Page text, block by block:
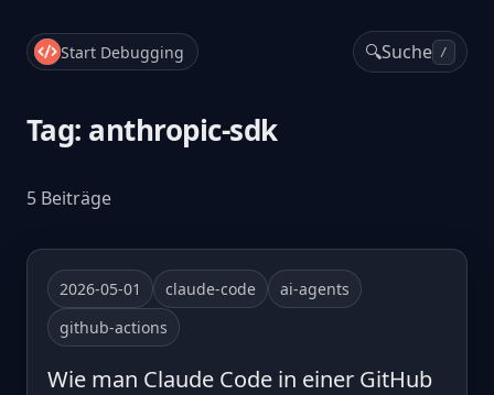
Start Debugging 🔍Suche /
Tag: anthropic-sdk
5 Beiträge
2026-05-01 claude-code
ai-agents
github-actions
Wie man Claude Code in einer GitHub